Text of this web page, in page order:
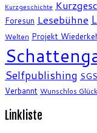
Kurzgeschichte
Foresun Lesebühne
Welten Projekt
Selfpublishing SGS
Verbannt Wunschlos
Linkliste